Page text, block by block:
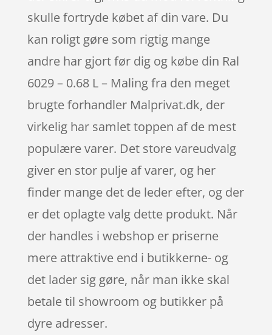
skulle fortryde købet af din vare. Du
kan roligt gøre som rigtig mange
andre har gjort før dig og købe din Ral
6029 – 0.68 L – Maling fra den meget
brugte forhandler Malprivat.dk, der
virkelig har samlet toppen af de mest
populære varer. Det store vareudvalg
giver en stor pulje af varer, og her
finder mange det de leder efter, og der
er det oplagte valg dette produkt. Når
der handles i webshop er priserne
mere attraktive end i butikkerne- og
det lader sig gøre, når man ikke skal
betale til showroom og butikker på
dyre adresser.